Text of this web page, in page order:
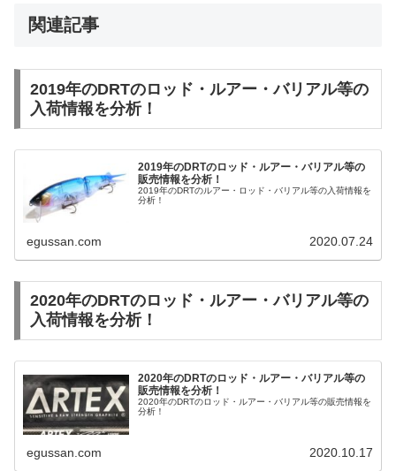
関連記事
2019年のDRTのロッド・ルアー・バリアル等の
入荷情報を分析！
2019年のDRTのロッド・ルアー・バリアル等の
販売情報を分析！
2019年のDRTのルアー・ロッド・バリアル等の入荷情報を
分析！
egussan.com 2020.07.24
2020年のDRTのロッド・ルアー・バリアル等の
入荷情報を分析！
2020年のDRTのロッド・ルアー・バリアル等の
販売情報を分析！
2020年のDRTのロッド・ルアー・バリアル等の販売情報を
分析！
egussan.com 2020.10.17